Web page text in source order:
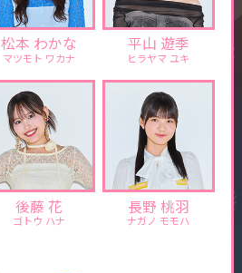
松本 わかな
マツモト ワカナ
平山 遊季
ヒラヤマ ユキ
後藤 花
ゴトウ ハナ
長野 桃羽
ナガノ モモハ